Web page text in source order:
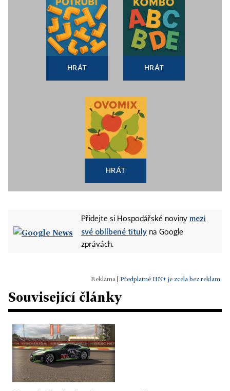
HRÁT HRÁT
HRÁT
Přidejte si Hospodářské noviny mezi
své oblíbené tituly na Google
zprávách.
Předplatné HN+ je zcela bez reklam.
Související články